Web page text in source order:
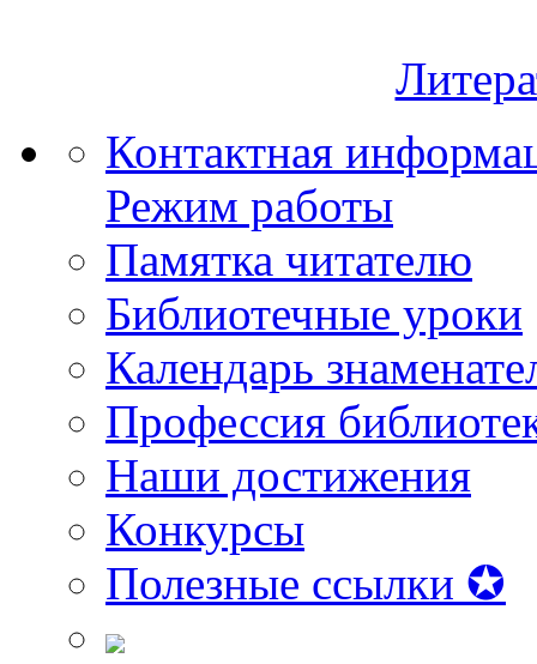
Контактная
Режим работы
Памятка читателю
Библиотечные уроки
Календарь
Профессия
Наши достижения
Конкурсы
Полезные ссылки ✪